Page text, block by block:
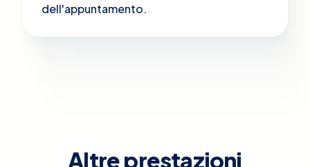
dell'appuntamento.
Altre prestazioni